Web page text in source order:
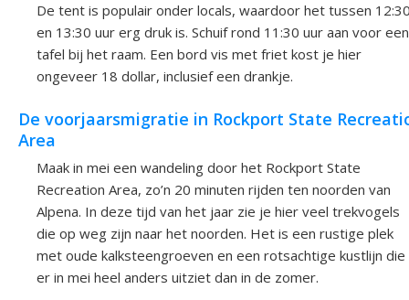
De tent is populair onder locals, waardoor het tussen
en 13:30 uur erg druk is. Schuif rond 11:30 uur aan voor een
tafel bij het raam. Een bord vis met friet kost je hier
ongeveer 18 dollar, inclusief een drankje.
De voorjaarsmigratie in Rockport State
Area
Maak in mei een wandeling door het Rockport State
Recreation Area, zo’n 20 minuten rijden ten noorden van
Alpena. In deze tijd van het jaar zie je hier veel trekvogels
die op weg zijn naar het noorden. Het is een rustige plek
met oude kalksteengroeven en een rotsachtige kustlijn die
er in mei heel anders uitziet dan in de zomer.